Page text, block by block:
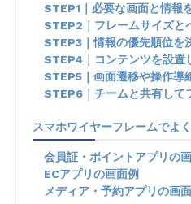
STEP1｜必要な画面と情報
STEP2｜フレームサイズと
STEP3｜情報の優先順位を
STEP4｜コンテンツを設置
STEP5｜画面遷移や操作導
STEP6｜チームと共有して
スマホワイヤーフレームでよ
会員証・ポイントアプリの
ECアプリの画面例
メディア・予約アプリの画